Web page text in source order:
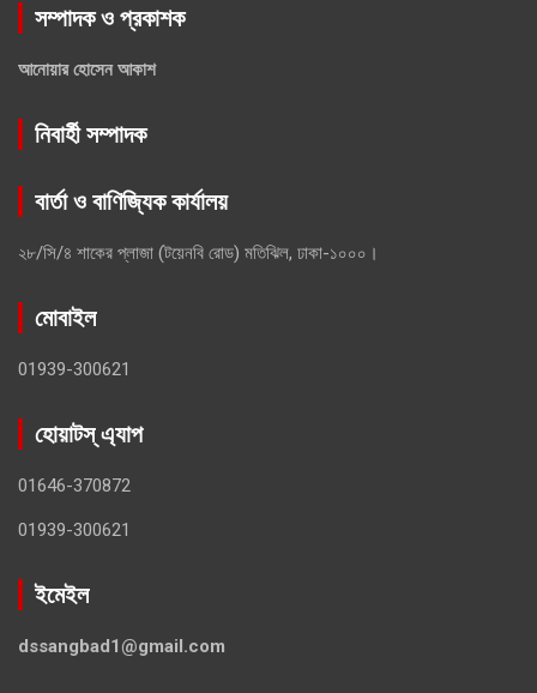
সম্পাদক ও প্রকাশক
আনোয়ার হোসেন আকাশ
নিবার্হী সম্পাদক
বার্তা ও বাণিজ্যিক কার্যালয়
২৮/সি/৪ শাকের প্লাজা (টয়েনবি রোড) মতিঝিল, ঢাকা-১০০০।
মোবাইল
01939-300621
হোয়াটস্ এ্যাপ
01646-370872
01939-300621
ইমেইল
dssangbad1@gmail.com